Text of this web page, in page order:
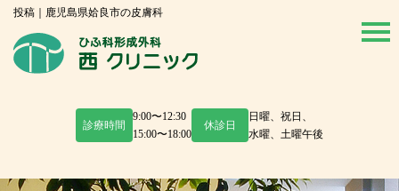
投稿｜鹿児島県姶良市の皮膚科
診療時間
9:00〜12:30
15:00〜18:00
休診日
日曜、祝日、
水曜、土曜午後